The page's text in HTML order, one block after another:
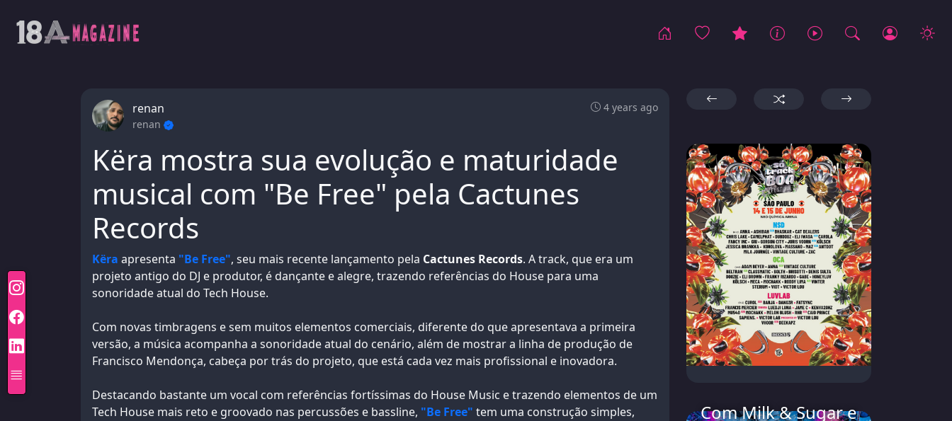
renan
4 years ago
renan
Këra mostra sua evolução e maturidade
musical com "Be Free" pela Cactunes
Records
Këra apresenta "Be Free", seu mais recente lançamento pela Cactunes Records. A track, que era um
projeto antigo do DJ e produtor, é dançante e alegre, trazendo referências do House para uma
sonoridade atual do Tech House.
Com novas timbragens e sem muitos elementos comerciais, diferente do que apresentava a primeira
versão, a música acompanha a sonoridade atual do cenário, além de mostrar a linha de produção de
Francisco Mendonça, cabeça por trás do projeto, que está cada vez mais profissional e inovadora.
Destacando bastante um vocal com referências fortíssimas do House Music e trazendo elementos de um
Tech House mais reto e groovado nas percussões e bassline, "Be Free" tem uma construção simples,
Com Milk & Sugar e